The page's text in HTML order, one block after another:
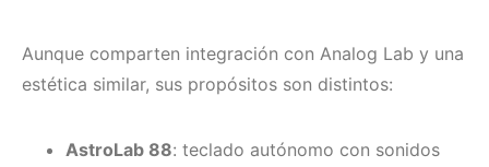
Aunque comparten integración con Analog Lab y una
estética similar, sus propósitos son distintos:
AstroLab 88: teclado autónomo con sonidos